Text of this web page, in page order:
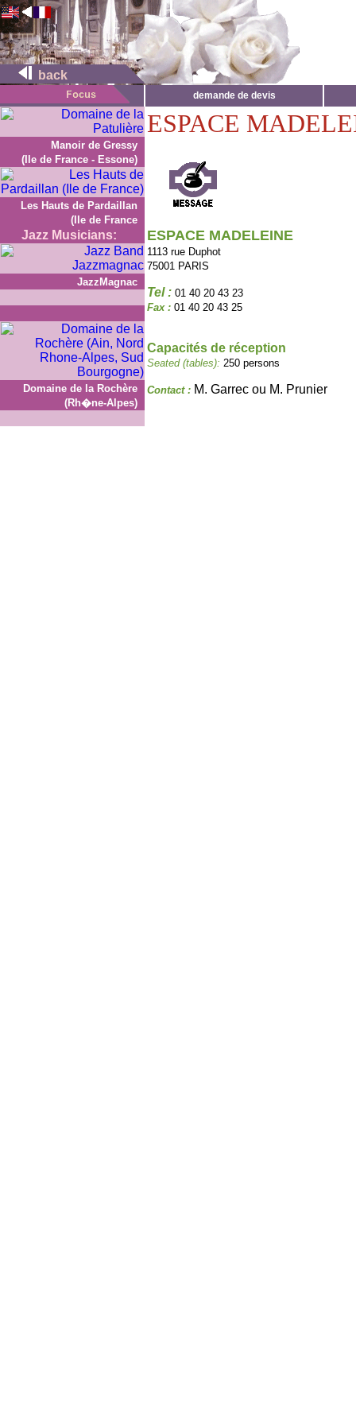
back
demande de devis
Manoir de Gressy
(Ile de France - Essone)
Les Hauts de Pardaillan
(Ile de France
Jazz Musicians:
JazzMagnac
Domaine de la Rochère
(Rh�ne-Alpes)
ESPACE
ESPACE MADELEINE
1113 rue Duphot
75001 PARIS
Tel : 01 40 20 43 23
Fax : 01 40 20 43 25
Capacités de réception
Seated (tables): 250 persons
Contact : M. Garrec ou M. Prunier